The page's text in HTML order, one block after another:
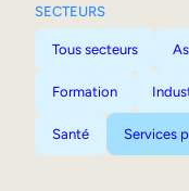
SECTEURS
Tous secteurs
Formation
Santé Services